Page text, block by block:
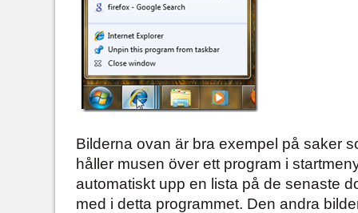
Bilderna ovan är bra exempel på saker
håller musen över ett program i
automatiskt upp en lista på de senaste
med i detta programmet. Den andra